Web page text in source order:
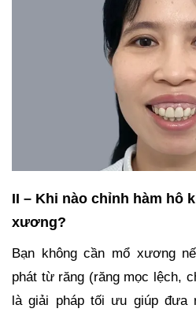
II – Khi nào chỉnh hàm hô
xương?
Bạn không cần mổ xương
phát từ răng (răng mọc lệch,
là giải pháp tối ưu giúp